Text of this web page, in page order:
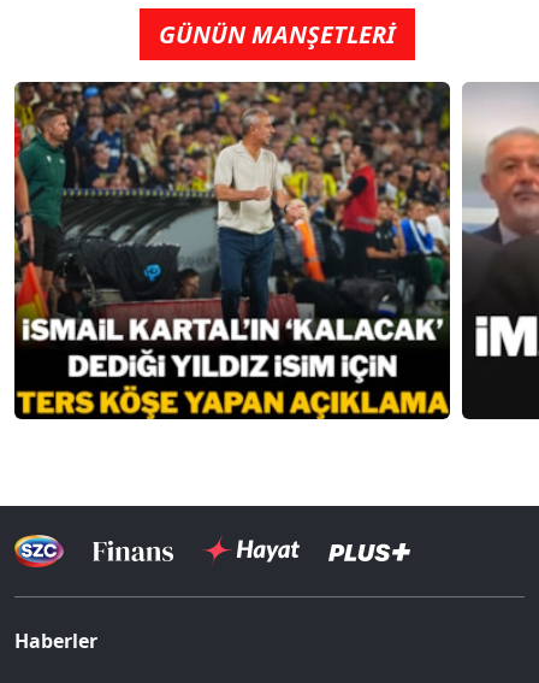
GÜNÜN MANŞETLERİ
Haberler